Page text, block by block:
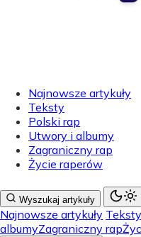
Najnowsze artykuły
Teksty
Polski rap
Utwory i albumy
Zagraniczny rap
Życie raperów
Wyszukaj artykuły
Najnowsze artykuły Teksty
albumyZagraniczny rap